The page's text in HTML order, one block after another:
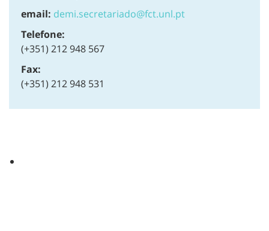
email: demi.secretariado@fct.unl.pt
Telefone:
(+351) 212 948 567
Fax:
(+351) 212 948 531